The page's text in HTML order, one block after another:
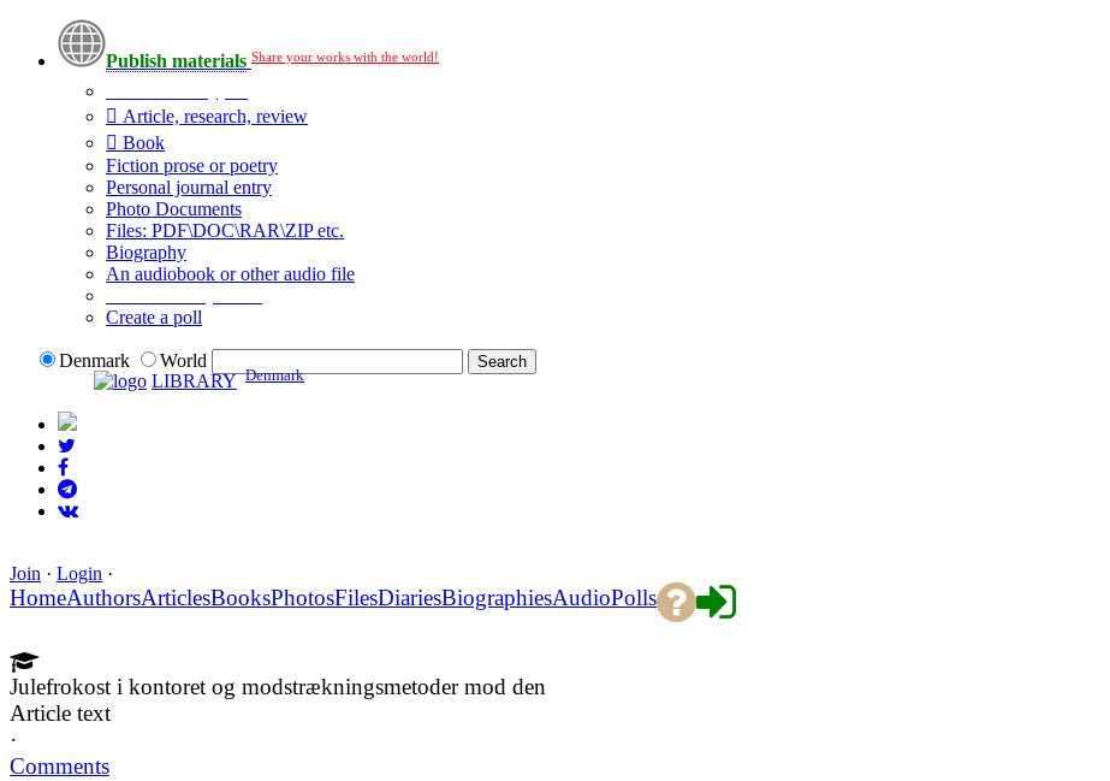
Publish materials Share your works with the world!
Article, research, review
Book
Fiction prose or poetry
Personal journal entry
Photo Documents
Files: PDF\DOC\RAR\ZIP etc.
Biography
An audiobook or other audio file
Create a poll
Denmark
World
LIBRARY Denmark
Join · Login ·
HomeAuthorsArticlesBooksPhotosFilesDiariesBiographiesAudioPolls
Julefrokost i kontoret og modstrækningsmetoder mod den
Article text
·
Comments